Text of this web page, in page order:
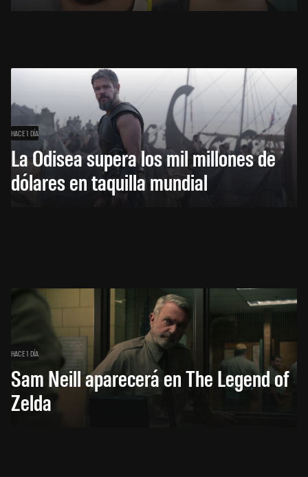
HACE 1 DÍA
La Odisea supera los mil millones de
dólares en taquilla mundial
HACE 1 DÍA
Sam Neill aparecerá en The Legend of
Zelda